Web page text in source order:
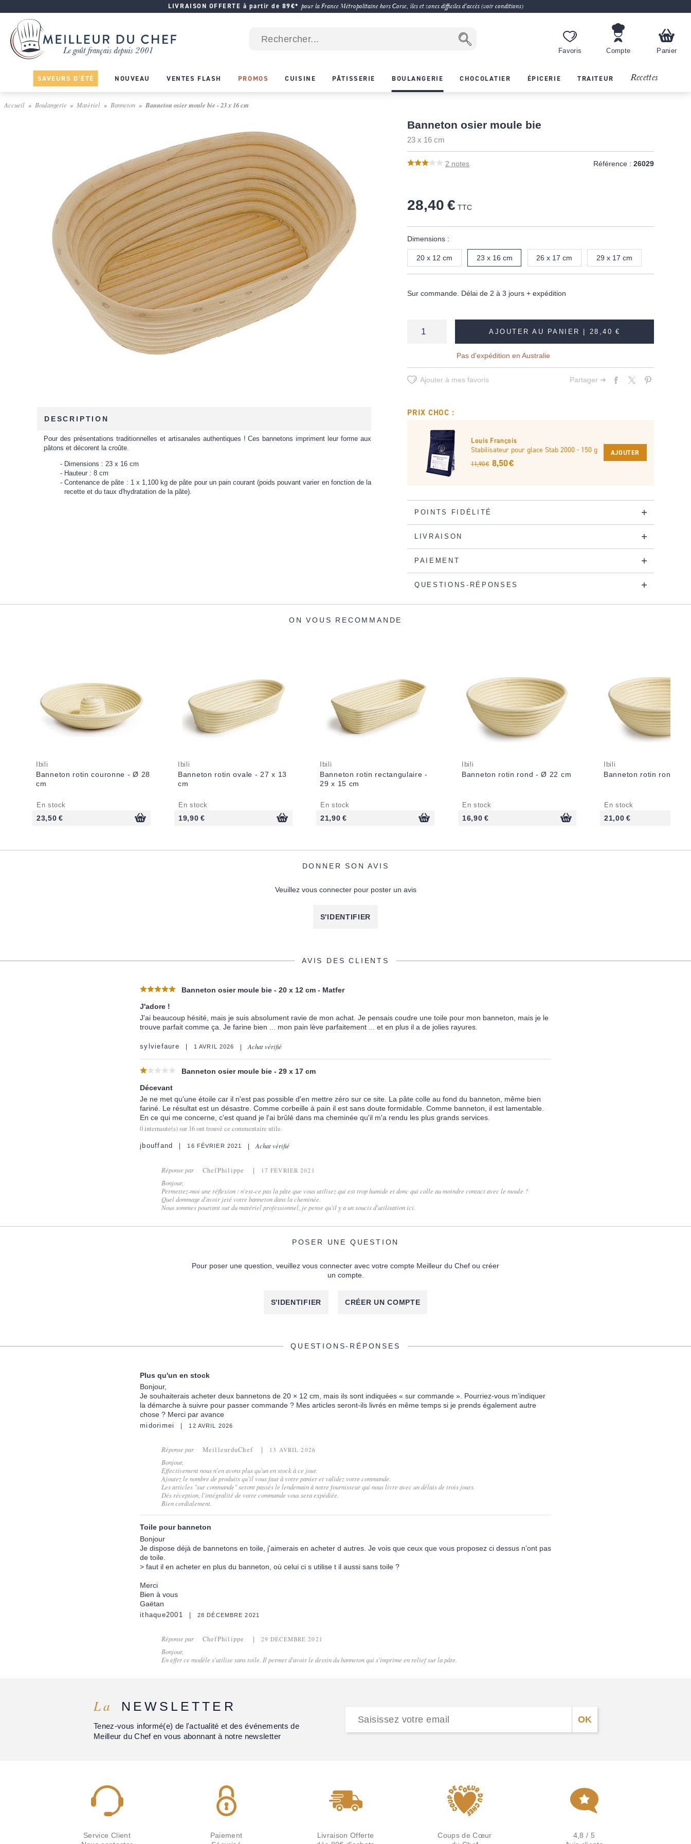
LIVRAISON OFFERTE à partir de 89€* pour la France Métropolitaine hors Corse, îles et zones difficiles d'accès (voir conditions)
Favoris Compte Panier
SAVEURS D'ÉTÉ NOUVEAU VENTES FLASH PROMOS CUISINE PÂTISSERIE BOULANGERIE CHOCOLATIER ÉPICERIE TRAITEUR Recettes
Accueil Boulangerie Matériel Banneton Banneton osier moule bie - 23 x 16 cm
Banneton osier moule bie
23 x 16 cm
2 notes Référence : 26029
28,40 € TTC
Dimensions :
20 x 12 cm 23 x 16 cm 26 x 17 cm 29 x 17 cm
Sur commande. Délai de 2 à 3 jours + expédition
AJOUTER AU PANIER | 28,40 €
Pas d'expédition en Australie
Ajouter à mes favoris Partager ➔
DESCRIPTION
Pour des présentations traditionnelles et artisanales authentiques ! Ces bannetons impriment leur forme aux
pâtons et décorent la croûte.
Dimensions : 23 x 16 cm
Hauteur : 8 cm
Contenance de pâte : 1 x 1,100 kg de pâte pour un pain courant (poids pouvant varier en fonction de la
recette et du taux d'hydratation de la pâte).
PRIX CHOC :
Louis François
Stabilisateur pour glace Stab 2000 - 150 g
11,90 € 8,50 €
AJOUTER
POINTS FIDÉLITÉ
LIVRAISON
PAIEMENT
QUESTIONS-RÉPONSES
ON VOUS RECOMMANDE
Ibili
Banneton rotin couronne - Ø 28
cm
En stock
23,50 €
Ibili
Banneton rotin ovale - 27 x 13
cm
En stock
19,90 €
Ibili
Banneton rotin rectangulaire -
29 x 15 cm
En stock
21,90 €
Ibili
Banneton rotin rond - Ø 22 cm
En stock
16,90 €
Ibili
Banneton rotin rond - Ø
En stock
21,00 €
DONNER SON AVIS
Veuillez vous connecter pour poster un avis
S'IDENTIFIER
AVIS DES CLIENTS
Banneton osier moule bie - 20 x 12 cm - Matfer
J'adore !
J'ai beaucoup hésité, mais je suis absolument ravie de mon achat. Je pensais coudre une toile pour mon banneton, mais je le
trouve parfait comme ça. Je farine bien ... mon pain lève parfaitement ... et en plus il a de jolies rayures.
sylviefaure 1 AVRIL 2026 Achat vérifié
Banneton osier moule bie - 29 x 17 cm
Décevant
Je ne met qu'une étoile car il n'est pas possible d'en mettre zéro sur ce site. La pâte colle au fond du banneton, même bien
fariné. Le résultat est un désastre. Comme corbeille à pain il est sans doute formidable. Comme banneton, il est lamentable.
En ce qui me concerne, c'est quand je l'ai brûlé dans ma cheminée qu'il m'a rendu les plus grands services.
0internaute(s) sur 16ont trouvé ce commentaire utile.
jbouffand 16 FÉVRIER 2021 Achat vérifié
Réponse par ChefPhilippe 17 FÉVRIER 2021
Bonjour,
Permettez-moi une réflexion : n'est-ce pas la pâte que vous utilisez qui est trop humide et donc qui colle au moindre contact avec le moule ?
Quel dommage d'avoir jeté votre banneton dans la cheminée.
Nous sommes pourtant sur du matériel professionnel, je pense qu'il y a un soucis d'utilisation ici.
POSER UNE QUESTION
Pour poser une question, veuillez vous connecter avec votre compte Meilleur du Chef ou créer
un compte.
S'IDENTIFIER CRÉER UN COMPTE
QUESTIONS-RÉPONSES
Plus qu'un en stock
Bonjour,
Je souhaiterais acheter deux bannetons de 20 × 12 cm, mais ils sont indiquées « sur commande ». Pourriez-vous m’indiquer
la démarche à suivre pour passer commande ? Mes articles seront-ils livrés en même temps si je prends également autre
chose ? Merci par avance
midorimei 12 AVRIL 2026
Réponse par MeilleurduChef 13 AVRIL 2026
Bonjour,
Effectivement nous n'en avons plus qu'un en stock à ce jour.
Ajoutez le nombre de produits qu'il vous faut à votre panier et validez votre commande.
Les articles "sur commande" seront passés le lendemain à notre fournisseur qui nous livre avec un délais de trois jours.
Dés réception, l'intégralité de votre commande vous sera expédiée.
Bien cordialement.
Toile pour banneton
Bonjour
Je dispose déjà de bannetons en toile, j'aimerais en acheter d autres. Je vois que ceux que vous proposez ci dessus n'ont pas
de toile.
> faut il en acheter en plus du banneton, où celui ci s utilise t il aussi sans toile ?
Merci
Bien à vous
Gaëtan
ithaque2001 28 DÉCEMBRE 2021
Réponse par ChefPhilippe 29 DÉCEMBRE 2021
Bonjour,
En effet ce modèle s'utilise sans toile. Il permet d'avoir le dessin du banneton qui s'imprime en relief sur la pâte.
La NEWSLETTER
Tenez-vous informé(e) de l'actualité et des événements de
Meilleur du Chef en vous abonnant à notre newsletter
Service Client
Paiement
Livraison Offerte
Coups de Cœur
4,8 / 5